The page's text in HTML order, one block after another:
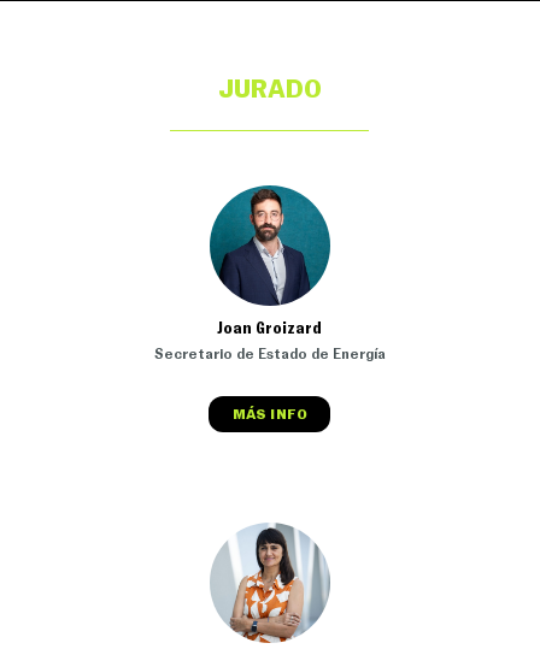
JURADO
Joan Groizard
Secretario de Estado de Energía
MÁS INFO